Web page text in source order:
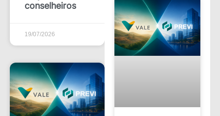
conselheiros
19/07/2026